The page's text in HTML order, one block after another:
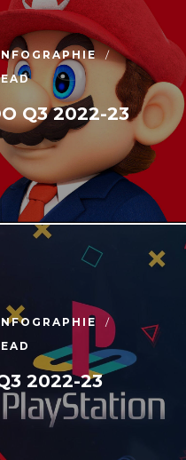
Q3 2022-23
2022-23